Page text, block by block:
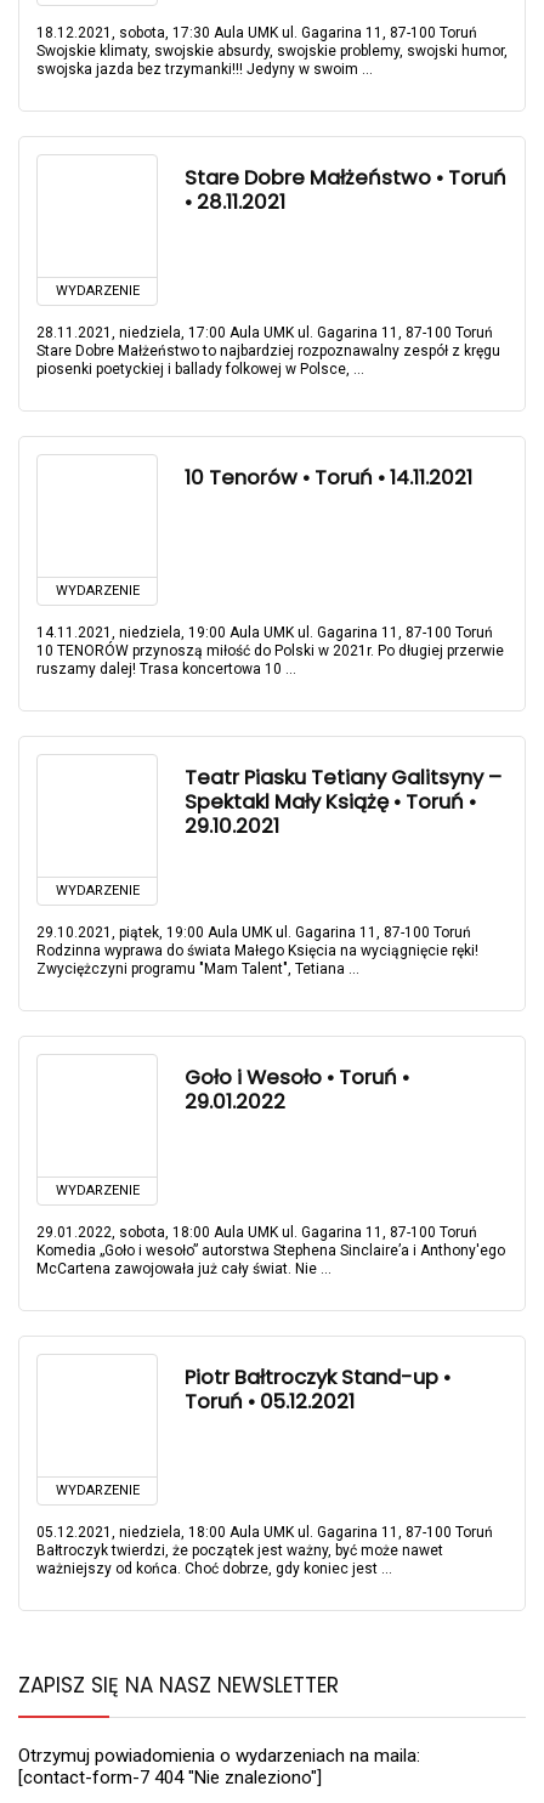
18.12.2021, sobota, 17:30 Aula UMK ul. Gagarina 11, 87-100 Toruń
Swojskie klimaty, swojskie absurdy, swojskie problemy, swojski humor,
swojska jazda bez trzymanki!!! Jedyny w swoim ...
WYDARZENIE
Stare Dobre Małżeństwo • Toruń
• 28.11.2021
28.11.2021, niedziela, 17:00 Aula UMK ul. Gagarina 11, 87-100 Toruń
Stare Dobre Małżeństwo to najbardziej rozpoznawalny zespół z kręgu
piosenki poetyckiej i ballady folkowej w Polsce, ...
WYDARZENIE
10 Tenorów • Toruń • 14.11.2021
14.11.2021, niedziela, 19:00 Aula UMK ul. Gagarina 11, 87-100 Toruń
10 TENORÓW przynoszą miłość do Polski w 2021r. Po długiej przerwie
ruszamy dalej! Trasa koncertowa 10 ...
WYDARZENIE
Teatr Piasku Tetiany Galitsyny –
Spektakl Mały Książę • Toruń •
29.10.2021
29.10.2021, piątek, 19:00 Aula UMK ul. Gagarina 11, 87-100 Toruń
Rodzinna wyprawa do świata Małego Księcia na wyciągnięcie ręki!
Zwyciężczyni programu "Mam Talent", Tetiana ...
WYDARZENIE
Goło i Wesoło • Toruń •
29.01.2022
29.01.2022, sobota, 18:00 Aula UMK ul. Gagarina 11, 87-100 Toruń
Komedia „Goło i wesoło” autorstwa Stephena Sinclaire’a i Anthony'ego
McCartena zawojowała już cały świat. Nie ...
WYDARZENIE
Piotr Bałtroczyk Stand-up •
Toruń • 05.12.2021
05.12.2021, niedziela, 18:00 Aula UMK ul. Gagarina 11, 87-100 Toruń
Bałtroczyk twierdzi, że początek jest ważny, być może nawet
ważniejszy od końca. Choć dobrze, gdy koniec jest ...
ZAPISZ SIĘ NA NASZ NEWSLETTER
Otrzymuj powiadomienia o wydarzeniach na maila:
[contact-form-7 404 "Nie znaleziono"]